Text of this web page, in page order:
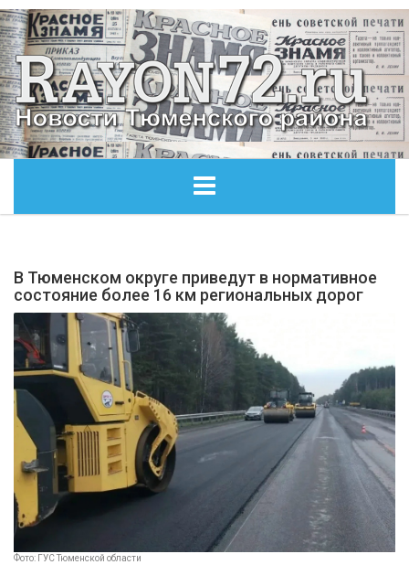
ОБЩЕСТВО
ЭКОНОМИКА
КУЛЬТУРА
БЕЗОПАСНОСТЬ
СПОРТ
АРХИВ PDF
В Тюменском округе приведут в нормативное
состояние более 16 км региональных дорог
Фото: ГУС Тюменской области